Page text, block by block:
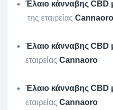
Έλαιο κάνναβης CBD
της εταιρείας Cannaoro
Έλαιο κάνναβης CBD
εταιρείας Cannaoro
Έλαιο κάνναβης CBD
εταιρείας Cannaoro